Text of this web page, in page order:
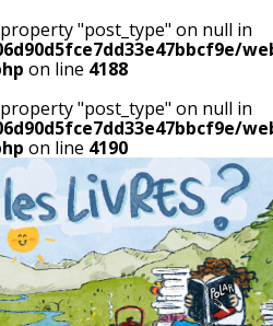
"post_type" on null in
on line 4188
"post_type" on null in
on line 4190